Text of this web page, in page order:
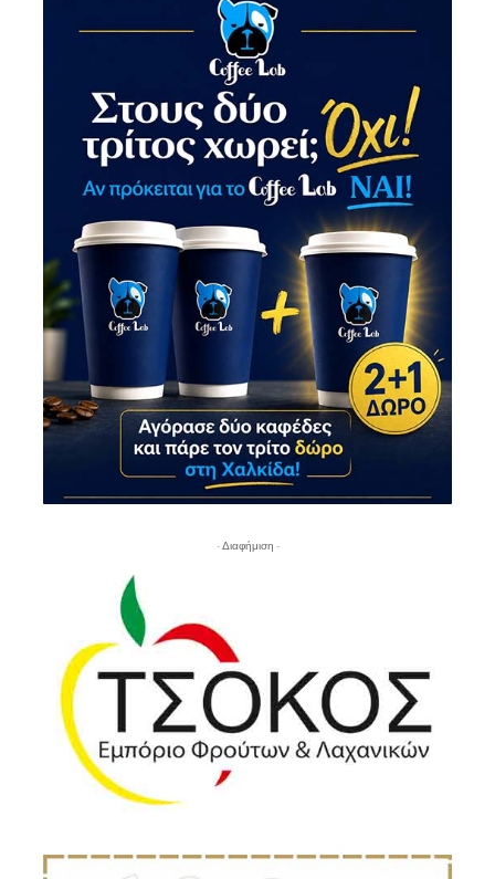
- Διαφήμιση -